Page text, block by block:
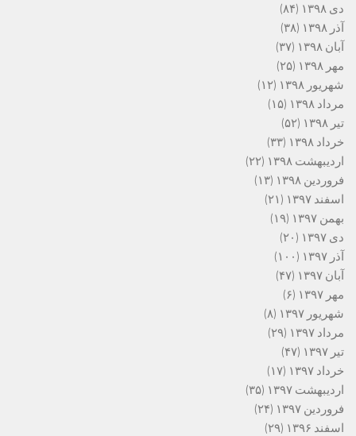
دی ۱۳۹۸
(۸۴)
آذر ۱۳۹۸
(۳۸)
آبان ۱۳۹۸
(۳۷)
مهر ۱۳۹۸
(۲۵)
شهریور ۱۳۹۸
(۱۲)
مرداد ۱۳۹۸
(۱۵)
تیر ۱۳۹۸
(۵۲)
خرداد ۱۳۹۸
(۳۳)
اردیبهشت ۱۳۹۸
(۲۲)
فروردین ۱۳۹۸
(۱۳)
اسفند ۱۳۹۷
(۲۱)
بهمن ۱۳۹۷
(۱۹)
دی ۱۳۹۷
(۲۰)
آذر ۱۳۹۷
(۱۰۰)
آبان ۱۳۹۷
(۴۷)
مهر ۱۳۹۷
(۶)
شهریور ۱۳۹۷
(۸)
مرداد ۱۳۹۷
(۲۹)
تیر ۱۳۹۷
(۴۷)
خرداد ۱۳۹۷
(۱۷)
اردیبهشت ۱۳۹۷
(۳۵)
فروردین ۱۳۹۷
(۲۴)
اسفند ۱۳۹۶
(۲۹)